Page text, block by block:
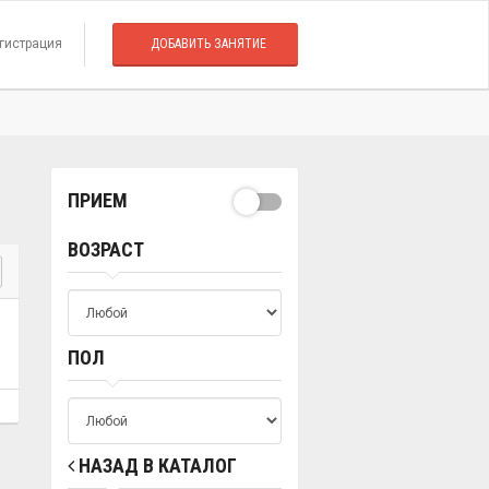
ДОБАВИТЬ ЗАНЯТИЕ
ПРИЕМ
ВОЗРАСТ
ПОЛ
НАЗАД В КАТАЛОГ